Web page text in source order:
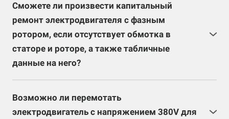
степень повреждений данного электродвигателя, а
также какие виды ремонтных работ нужно
произвести.
Сможете ли произвести капитальный
ремонт электродвигателя с фазным
ротором, если отсутствует обмотка в
статоре и роторе, а также табличные
данные на него?
нашего предприятия смогут восстановить
Возможно ли перемотать
электродвигатель с напряжением 380V для